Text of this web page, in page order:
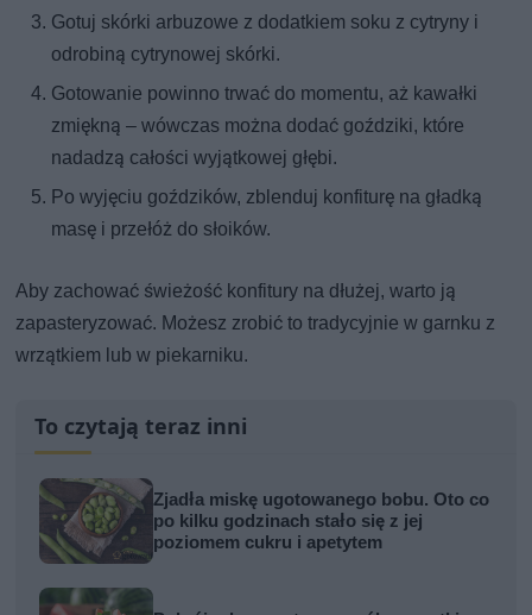
Gotuj skórki arbuzowe z dodatkiem soku z cytryny i
odrobiną cytrynowej skórki.
Gotowanie powinno trwać do momentu, aż kawałki
zmiękną – wówczas można dodać goździki, które
nadadzą całości wyjątkowej głębi.
Po wyjęciu goździków, zblenduj konfiturę na gładką
masę i przełóż do słoików.
Aby zachować świeżość konfitury na dłużej, warto ją
zapasteryzować. Możesz zrobić to tradycyjnie w garnku z
wrzątkiem lub w piekarniku.
To czytają teraz inni
Zjadła miskę ugotowanego bobu. Oto co
po kilku godzinach stało się z jej
poziomem cukru i apetytem